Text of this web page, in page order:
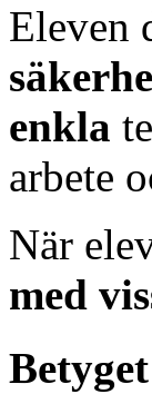
Eleven
enkla
arbete
När
med